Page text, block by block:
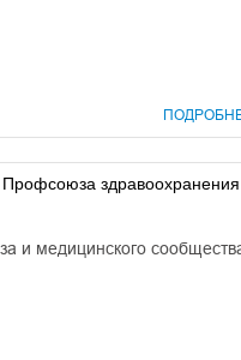
и медицинского